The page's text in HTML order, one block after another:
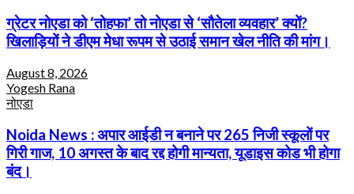
ग्रेटर नोएडा को ‘तोहफा’ तो नोएडा से ‘सौतेला व्यवहार’ क्यों?
खिलाड़ियों ने डीएम मेधा रूपम से उठाई समान खेल नीति की मांग।
August 8, 2026
Yogesh Rana
नोएडा
Noida News : अपार आईडी न बनाने पर 265 निजी स्कूलों पर
गिरी गाज, 10 अगस्त के बाद रद्द होगी मान्यता, यूडाइस कोड भी होगा
बंद।